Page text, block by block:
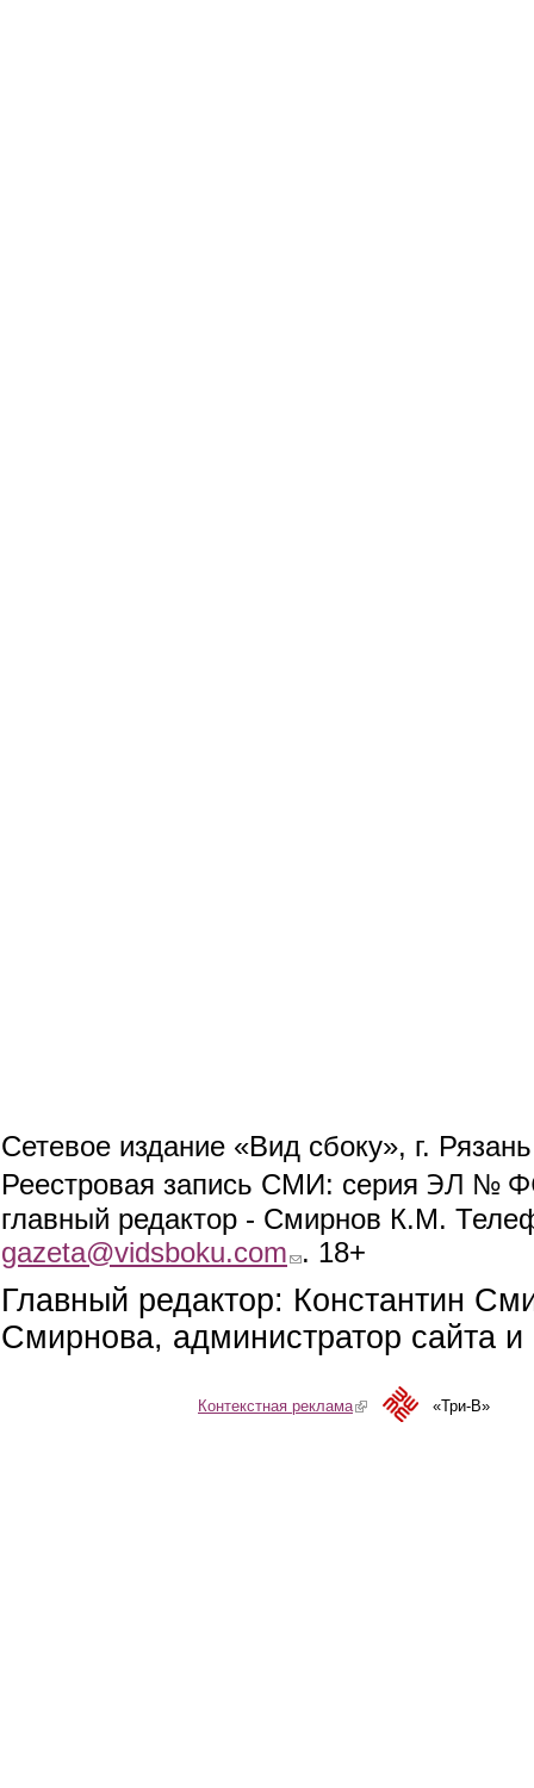
Сетевое издание «Вид сбоку», г.
Реестровая запись СМИ: серия ЭЛ №
главный редактор - Смирнов К.М.
gazeta@vidsboku.com (link sends e-mail)
. 18+
Главный редактор: Константин
Смирнова, администратор сайта
Контекстная реклама(link is external)«Три-В»